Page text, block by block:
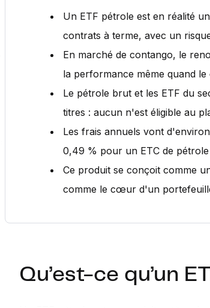
Un ETF pétrole est en réalité
contrats à terme, avec un
En marché de contango, le
la performance même quand
Le pétrole brut et les ETF du
titres : aucun n'est éligible au
Les frais annuels vont
0,49 % pour un ETC de
Ce produit se conçoit comme
comme le cœur d'un
Qu’est-ce qu’un